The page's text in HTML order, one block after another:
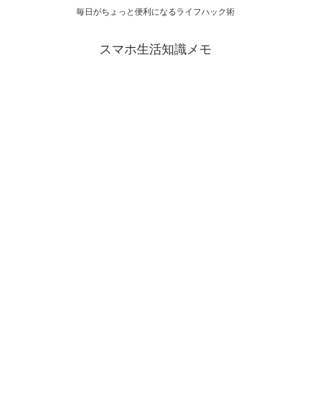
毎日がちょっと便利になるライフハック術
スマホ生活知識メモ